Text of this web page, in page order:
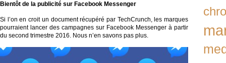
Bientôt de la publicité sur Facebook Messenger
Si l’on en croit un document récupéré par TechCrunch, les marques
pourraient lancer des campagnes sur Facebook Messenger à partir
du second trimestre 2016. Nous n’en savons pas plus.